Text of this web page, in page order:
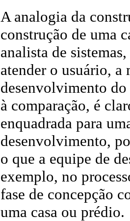
A analogia da
construção de uma
analista de
atender o usuário, a
desenvolvimento do
à comparação, é
enquadrada para
desenvolvimento,
o que a equipe de
exemplo, no
fase de concepção
uma casa ou prédio.